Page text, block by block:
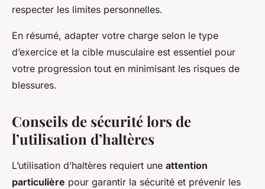
respecter les limites personnelles.
En résumé, adapter votre charge selon le type
d’exercice et la cible musculaire est essentiel pour
votre progression tout en minimisant les risques de
blessures.
Conseils de sécurité lors de
l’utilisation d’haltères
L’utilisation d’haltères requiert une attention
particulière pour garantir la sécurité et prévenir les